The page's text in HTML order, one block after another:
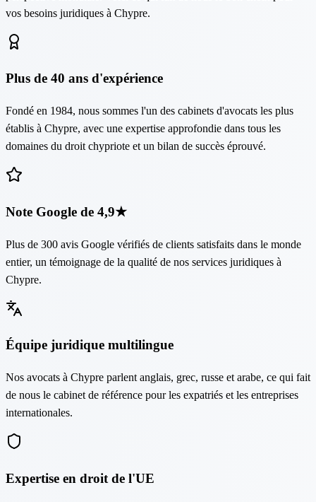
vos besoins juridiques à Chypre.
Plus de 40 ans d'expérience
Fondé en 1984, nous sommes l'un des cabinets d'avocats les plus
établis à Chypre, avec une expertise approfondie dans tous les
domaines du droit chypriote et un bilan de succès éprouvé.
Note Google de 4,9★
Plus de 300 avis Google vérifiés de clients satisfaits dans le monde
entier, un témoignage de la qualité de nos services juridiques à
Chypre.
Équipe juridique multilingue
Nos avocats à Chypre parlent anglais, grec, russe et arabe, ce qui fait
de nous le cabinet de référence pour les expatriés et les entreprises
internationales.
Expertise en droit de l'UE